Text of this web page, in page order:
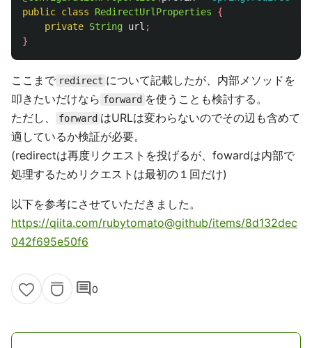
public class RedirectUrlProperties
{
private String url ;
}
ここまで redirect について記載したが、内部メソッドを
叩きたいだけなら forward を使うことも検討する。
ただし、
forward はURLは変わらないのでその辺も含めて
適しているか検証が必要。
(redirectは再度リクエストを投げるが、fowardは内部で
処理するためリクエストは最初の１回だけ)
以下を参考にさせていただきました。
https://qiita.com/rubytomato@github/items/8d132dec
042f695e50f6
comment0